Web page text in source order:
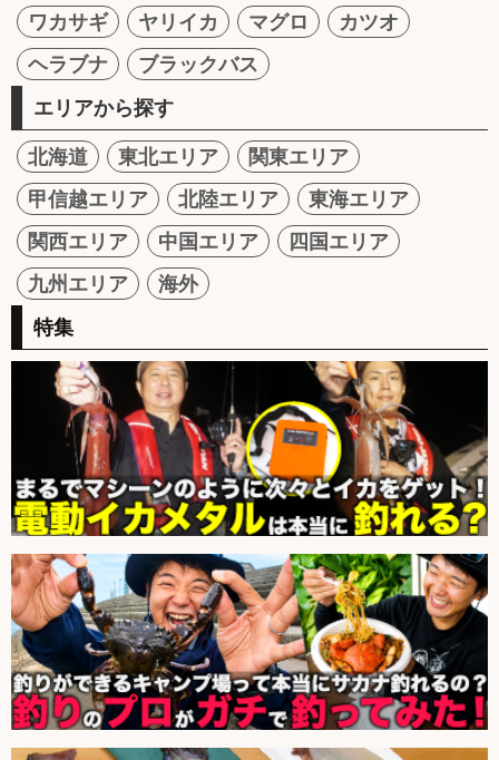
ワカサギ
ヤリイカ マグロ
カツオ
ヘラブナ
ブラックバス
エリアから探す
北海道 東北エリア
関東エリア
甲信越エリア
北陸エリア
東海エリア
関西エリア
中国エリア
四国エリア
九州エリア
海外
特集